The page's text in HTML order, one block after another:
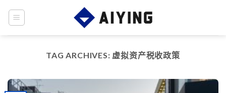
TAG ARCHIVES: 虚拟资产税收政策